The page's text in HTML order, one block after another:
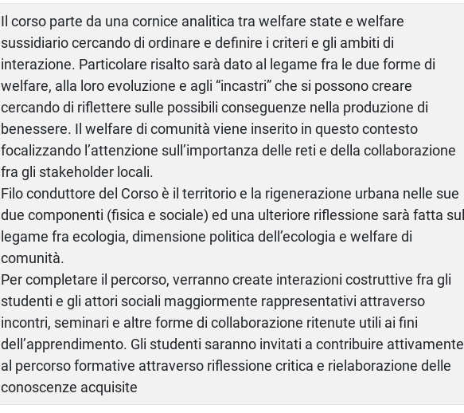
Il corso parte da una cornice analitica tra welfare state e welfare
sussidiario cercando di ordinare e definire i criteri e gli ambiti di
interazione. Particolare risalto sarà dato al legame fra le due forme di
welfare, alla loro evoluzione e agli “incastri” che si possono creare
cercando di riflettere sulle possibili conseguenze nella produzione di
benessere. Il welfare di comunità viene inserito in questo contesto
focalizzando l’attenzione sull’importanza delle reti e della collaborazione
fra gli stakeholder locali.
Filo conduttore del Corso è il territorio e la rigenerazione urbana nelle sue
due componenti (fisica e sociale) ed una ulteriore riflessione sarà fatta sul
legame fra ecologia, dimensione politica dell’ecologia e welfare di
comunità.
Per completare il percorso, verranno create interazioni costruttive fra gli
studenti e gli attori sociali maggiormente rappresentativi attraverso
incontri, seminari e altre forme di collaborazione ritenute utili ai fini
dell’apprendimento. Gli studenti saranno invitati a contribuire attivamente
al percorso formative attraverso riflessione critica e rielaborazione delle
conoscenze acquisite